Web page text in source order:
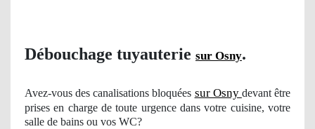
Débouchage tuyauterie sur Osny.
Avez-vous des canalisations bloquées sur Osny devant être
prises en charge de toute urgence dans votre cuisine, votre
salle de bains ou vos WC?